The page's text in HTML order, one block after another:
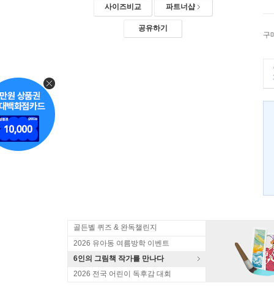
사이즈비교 파트너샵
공유하기
구
골든벨 퀴즈 & 완독챌린지
2026 유아동 여름방학 이벤트
6인의 그림책 작가를 만나다
2026 전국 어린이 독후감 대회